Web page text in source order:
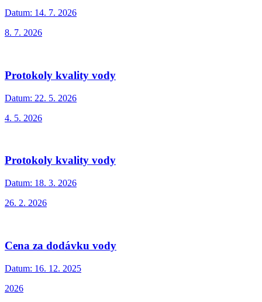
Datum: 14. 7. 2026
8. 7. 2026
Protokoly kvality vody
Datum: 22. 5. 2026
4. 5. 2026
Protokoly kvality vody
Datum: 18. 3. 2026
26. 2. 2026
Cena za dodávku vody
Datum: 16. 12. 2025
2026